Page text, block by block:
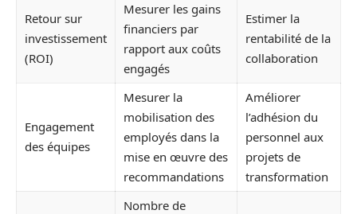
Retour sur
investissement
(ROI)
Mesurer les gains
financiers par
rapport aux coûts
engagés
Estimer la
rentabilité de la
collaboration
Engagement
des équipes
Mesurer la
mobilisation des
employés dans la
mise en œuvre des
recommandations
Améliorer
l’adhésion du
personnel aux
projets de
transformation
Nombre de